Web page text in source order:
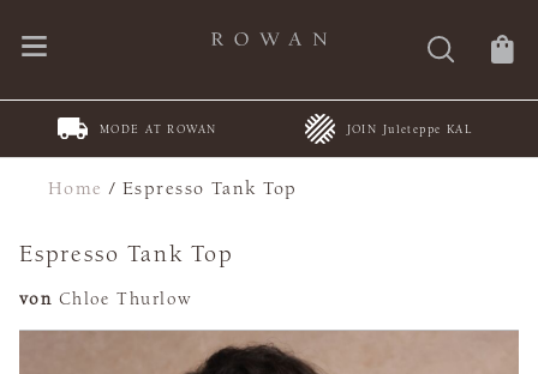
MODE AT ROWAN JOIN Juleteppe KAL
Home /Espresso Tank Top
Espresso Tank Top
von Chloe Thurlow